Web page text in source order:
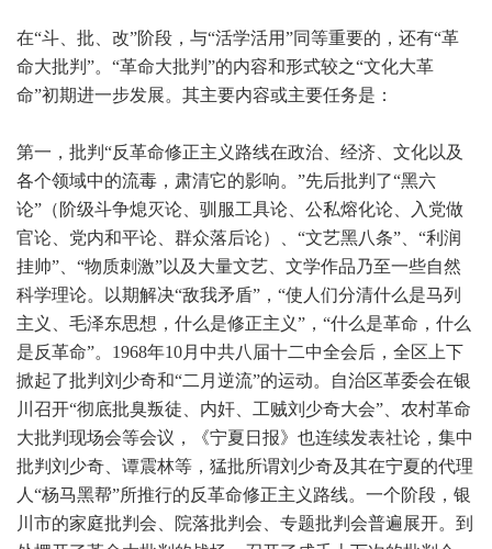
在“斗、批、改”阶段，与“活学活用”同等重要的，还有“革
命大批判”。“革命大批判”的内容和形式较之“文化大革
命”初期进一步发展。其主要内容或主要任务是：
第一，批判“反革命修正主义路线在政治、经济、文化以及
各个领域中的流毒，肃清它的影响。”先后批判了“黑六
论”（阶级斗争熄灭论、驯服工具论、公私熔化论、入党做
官论、党内和平论、群众落后论）、“文艺黑八条”、“利润
挂帅”、“物质刺激”以及大量文艺、文学作品乃至一些自然
科学理论。以期解决“敌我矛盾”，“使人们分清什么是马列
主义、毛泽东思想，什么是修正主义”，“什么是革命，什么
是反革命”。1968年10月中共八届十二中全会后，全区上下
掀起了批判刘少奇和“二月逆流”的运动。自治区革委会在银
川召开“彻底批臭叛徒、内奸、工贼刘少奇大会”、农村革命
大批判现场会等会议，《宁夏日报》也连续发表社论，集中
批判刘少奇、谭震林等，猛批所谓刘少奇及其在宁夏的代理
人“杨马黑帮”所推行的反革命修正主义路线。一个阶段，银
川市的家庭批判会、院落批判会、专题批判会普遍展开。到